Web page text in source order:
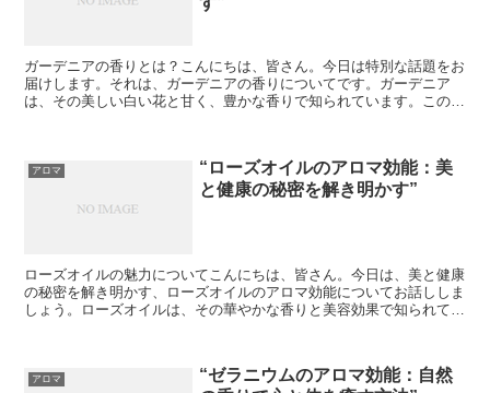
ガーデニアの香りとは？こんにちは、皆さん。今日は特別な話題をお
届けします。それは、ガーデニアの香りについてです。ガーデニア
は、その美しい白い花と甘く、豊かな香りで知られています。この香
アロマ
“ローズオイルのアロマ効能：美
と健康の秘密を解き明かす”
ローズオイルの魅力についてこんにちは、皆さん。今日は、美と健康
の秘密を解き明かす、ローズオイルのアロマ効能についてお話ししま
しょう。ローズオイルは、その華やかな香りと美容効果で知られてい
アロマ
“ゼラニウムのアロマ効能：自然